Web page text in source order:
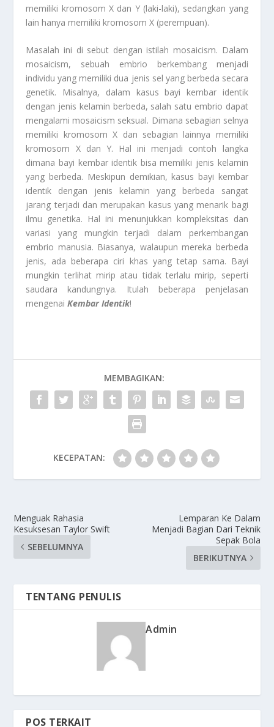
memiliki kromosom X dan Y (laki-laki), sedangkan yang
lain hanya memiliki kromosom X (perempuan).
Masalah ini di sebut dengan istilah mosaicism. Dalam
mosaicism, sebuah embrio berkembang menjadi
individu yang memiliki dua jenis sel yang berbeda secara
genetik. Misalnya, dalam kasus bayi kembar identik
dengan jenis kelamin berbeda, salah satu embrio dapat
mengalami mosaicism seksual. Dimana sebagian selnya
memiliki kromosom X dan sebagian lainnya memiliki
kromosom X dan Y. Hal ini menjadi contoh langka
dimana bayi kembar identik bisa memiliki jenis kelamin
yang berbeda. Meskipun demikian, kasus bayi kembar
identik dengan jenis kelamin yang berbeda sangat
jarang terjadi dan merupakan kasus yang menarik bagi
ilmu genetika. Hal ini menunjukkan kompleksitas dan
variasi yang mungkin terjadi dalam perkembangan
embrio manusia. Biasanya, walaupun mereka berbeda
jenis, ada beberapa ciri khas yang tetap sama. Bayi
mungkin terlihat mirip atau tidak terlalu mirip, seperti
saudara kandungnya. Itulah beberapa penjelasan
mengenaiKembar Identik!
MEMBAGIKAN:
KECEPATAN:
Menguak Rahasia
Kesuksesan Taylor Swift
SEBELUMNYA
Lemparan Ke Dalam
Menjadi Bagian Dari Teknik
Sepak Bola
BERIKUTNYA
TENTANG PENULIS
Admin
POS TERKAIT